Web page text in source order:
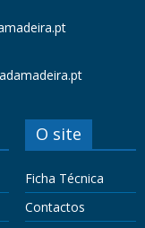
O site
Ficha Técnica
Contactos